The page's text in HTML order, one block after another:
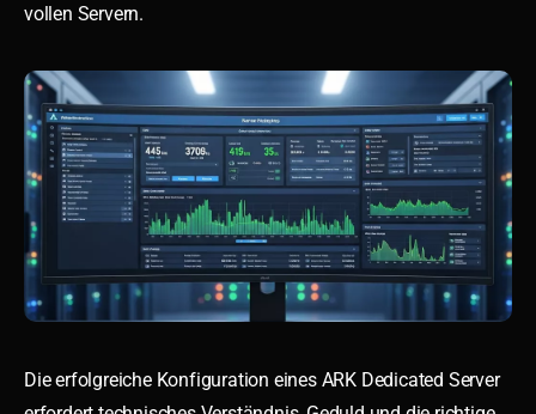
vollen Servern.
Die erfolgreiche Konfiguration eines ARK Dedicated Server